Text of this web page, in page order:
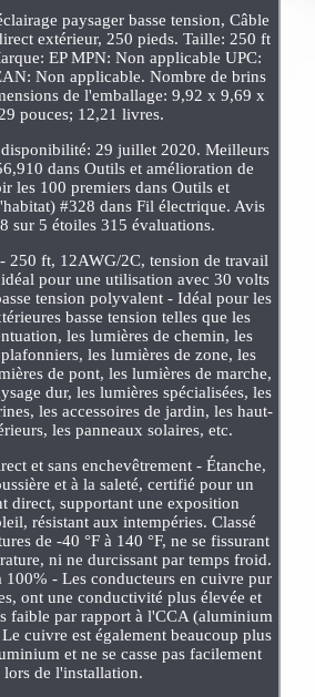
paysager basse tension, Câble
extérieur, 250 pieds. Taille: 250 ft
EP MPN: Non applicable UPC:
Non applicable. Nombre de brins
de l'emballage: 9,92 x 9,69 x
pouces; 12,21 livres.
disponibilité: 29 juillet 2020. Meilleurs
dans Outils et amélioration de
les 100 premiers dans Outils et
#328 dans Fil électrique. Avis
sur 5 étoiles 315 évaluations.
250 ft, 12AWG/2C, tension de travail
pour une utilisation avec 30 volts
tension polyvalent - Idéal pour les
basse tension telles que les
les lumières de chemin, les
les lumières de zone, les
de pont, les lumières de marche,
dur, les lumières spécialisées, les
les accessoires de jardin, les haut-
les panneaux solaires, etc.
et sans enchevêtrement - Étanche,
et à la saleté, certifié pour un
direct, supportant une exposition
résistant aux intempéries. Classé
de -40 °F à 140 °F, ne se fissurant
ni ne durcissant par temps froid.
100% - Les conducteurs en cuivre pur
ont une conductivité plus élevée et
faible par rapport à l'CCA (aluminium
cuivre est également beaucoup plus
et ne se casse pas facilement
lors de l'installation.